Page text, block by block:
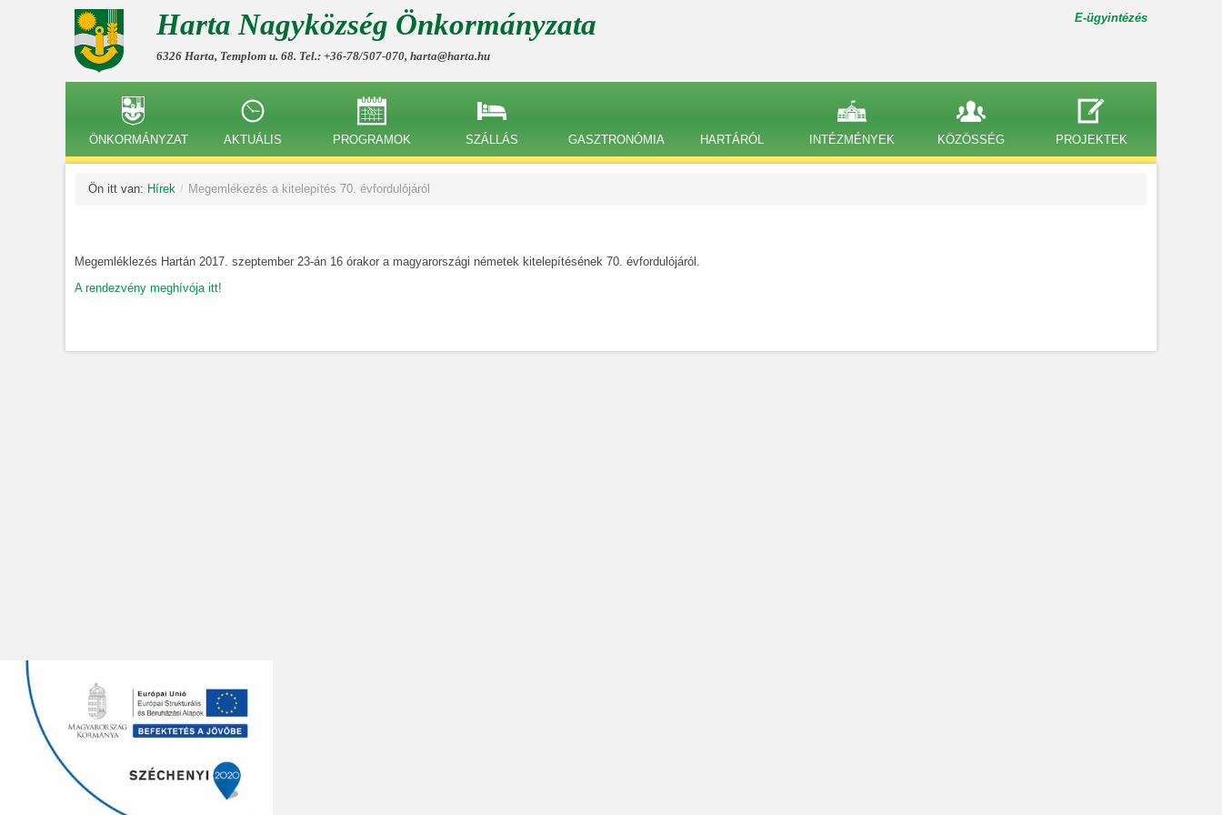
Harta Nagyközség Önkormányzata
6326 Harta, Templom u. 68. Tel.: +36-78/507-070, harta@harta.hu
E-ügyintézés
ÖNKORMÁNYZAT AKTUÁLIS PROGRAMOK SZÁLLÁS GASZTRONÓMIA HARTÁRÓL INTÉZMÉNYEK KÖZÖSSÉG PROJEKTEK
Ön itt van: Hírek / Megemlékezés a kitelepítés 70. évfordulójáról
Megemléklezés Hartán 2017. szeptember 23-án 16 órakor a magyarországi németek kitelepítésének 70. évfordulójáról.
A rendezvény meghívója itt!